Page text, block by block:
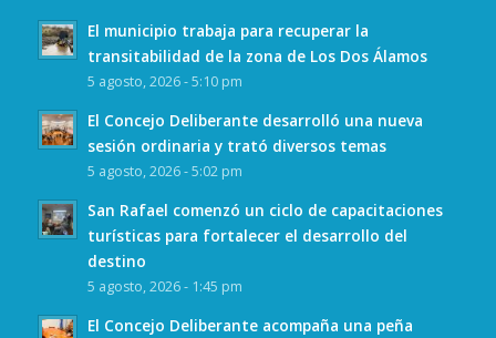
El municipio trabaja para recuperar la
transitabilidad de la zona de Los Dos Álamos
5 agosto, 2026 - 5:10 pm
El Concejo Deliberante desarrolló una nueva
sesión ordinaria y trató diversos temas
5 agosto, 2026 - 5:02 pm
San Rafael comenzó un ciclo de capacitaciones
turísticas para fortalecer el desarrollo del
destino
5 agosto, 2026 - 1:45 pm
El Concejo Deliberante acompaña una peña